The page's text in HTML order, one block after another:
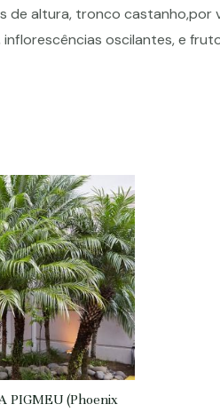
de altura, tronco castanho,por
oscilantes, e
PIGMEU (Phoenix